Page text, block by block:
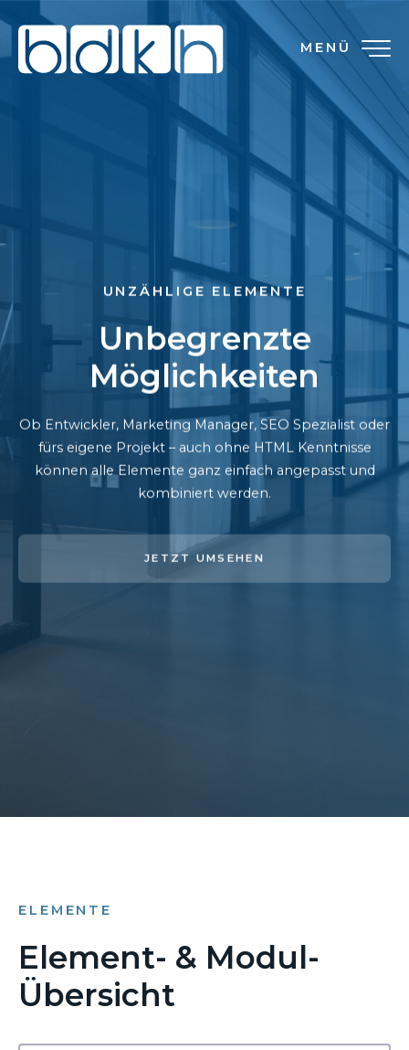
MENÜ
UNZÄHLIGE ELEMENTE
Unbegrenzte
Möglichkeiten
Ob Entwickler, Marketing Manager, SEO Spezialist oder
fürs eigene Projekt – auch ohne HTML Kenntnisse
können alle Elemente ganz einfach angepasst und
kombiniert werden.
JETZT UMSEHEN
ELEMENTE
Element- & Modul-
Übersicht